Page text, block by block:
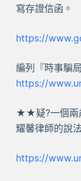
寫存證信函。
https://
編列『時事騙
https://
★★疑?一個兩
耀馨律師的說
https://